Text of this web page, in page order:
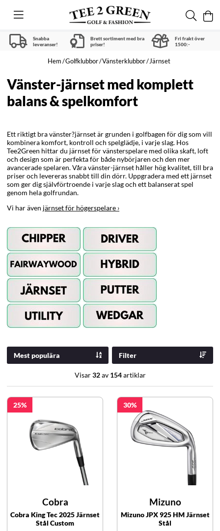
Snabba
leveranser!
Brett sortiment med bra
priser!
Fri frakt över
1500:-
Hem Golfklubbor Vänsterklubbor Järnset
Vänster-järnset med komplett
balans & spelkomfort
Ett riktigt bra vänster?järnset är grunden i golfbagen för dig som vill
kombinera komfort, kontroll och spelglädje, i varje slag. Hos
Tee2Green hittar du järnset för vänsterspelare med olika skaft, loft
och design som är perfekta för både nybörjaren och den mer
avancerade spelaren. Våra vänster-järnset håller hög kvalitet, till bra
priser och levereras snabbt till din dörr. Uppgradera med ett järnset
som ger dig självförtroende i varje slag och ett balanserat spel
genom hela golfrundan.
Vi har även järnset för högerspelare ›
Mest populära Filter
Visar32av 154artiklar
25
Cobra
Cobra King Tec 2025 Järnset
Stål Custom
30
Mizuno
Mizuno JPX 925 HM Järnset
Stål